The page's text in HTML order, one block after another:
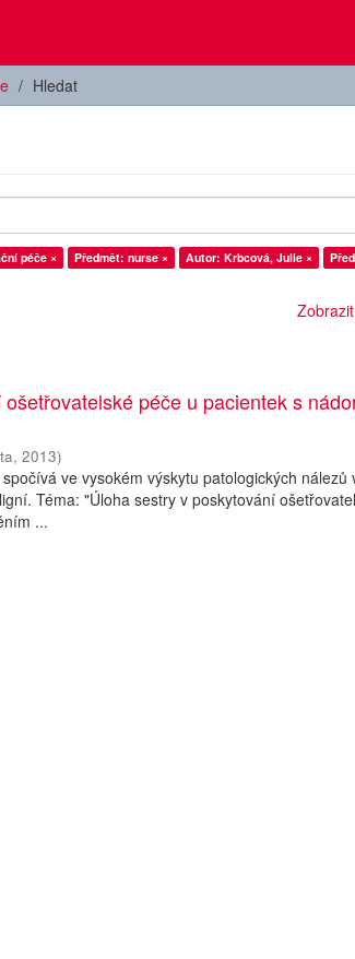
Hledat
péče × Předmět: nurse × Autor: Krbcová, Julie ×
péče u pacientek s
,2013)
ve vysokém výskytu patologických nálezů
Téma: "Úloha sestry v poskytování
...